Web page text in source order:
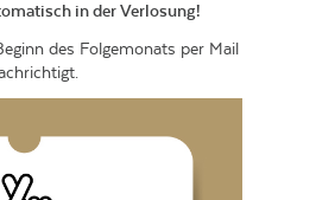
in der Verlosung!
des Folgemonats per Mail